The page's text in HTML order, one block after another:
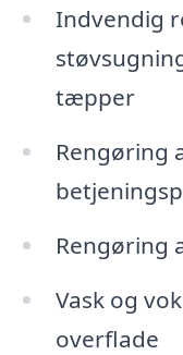
Indvendig
tæpper
Rengøring
Rengøring
Vask og
overflade